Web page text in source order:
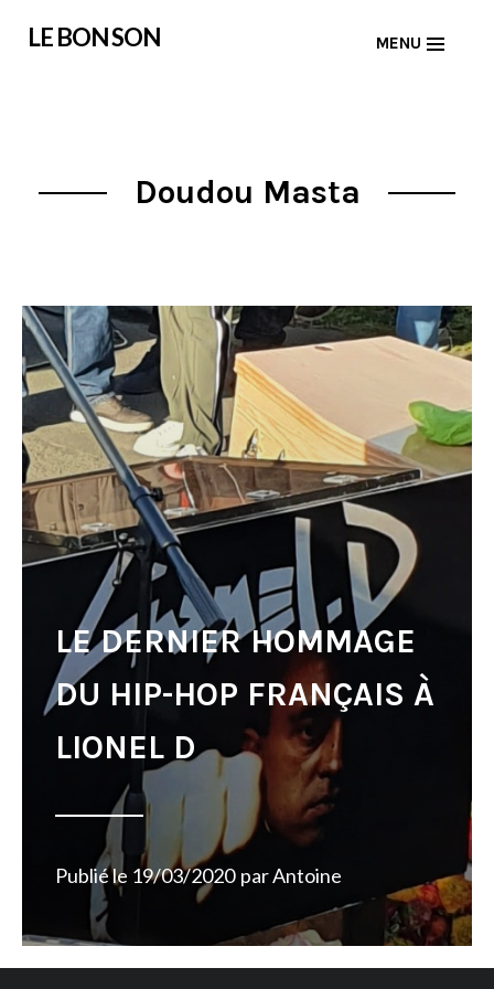
LE BON SON MENU
Doudou Masta
LE DERNIER HOMMAGE
DU HIP-HOP FRANÇAIS À
LIONEL D
Publié le 19/03/2020 parAntoine